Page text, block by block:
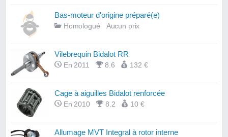
Bas-moteur d'origine préparé(e)
Homologué Aucun prix
Vilebrequin Bidalot RR
En 2011 8.6 132 €
Cage à aiguilles Bidalot renforcée
En 2010 8.2 10 €
Allumage MVT Integral à rotor interne